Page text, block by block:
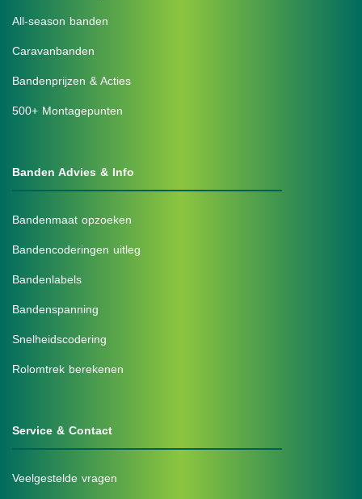
All-season banden
Caravanbanden
Bandenprijzen & Acties
500+ Montagepunten
Banden Advies & Info
Bandenmaat opzoeken
Bandencoderingen uitleg
Bandenlabels
Bandenspanning
Snelheidscodering
Rolomtrek berekenen
Service & Contact
Veelgestelde vragen